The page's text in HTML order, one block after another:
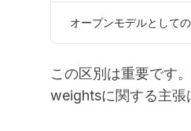
オープンモデルとして
この区別は重要です
weightsに関する主張